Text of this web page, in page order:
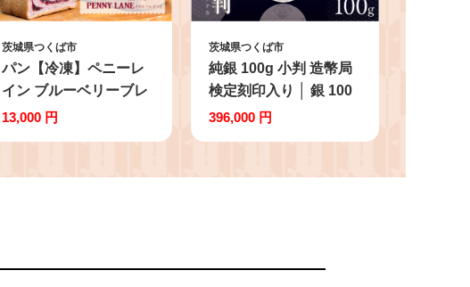
茨城県つくば市
パン【冷凍】ペニーレ
イン ブルーベリーブレ
ッド 2本＋おまかせ1本
つくば市 ブルーベリー
朝食 モーニング 朝ごは
13,000 円
茨城県つくば市
純銀 100g 小判 造幣局
検定刻印入り │ 銀 100
グラム 貴金属 小判 金
つくば市
396,000 円